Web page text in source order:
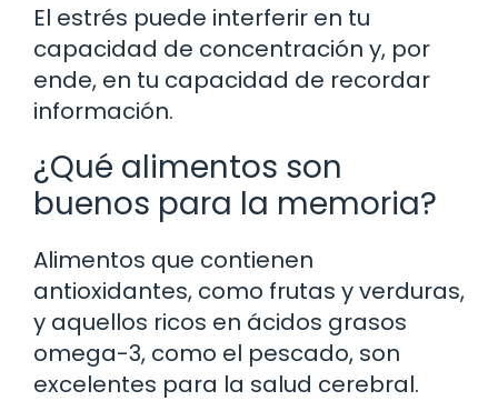
El estrés puede interferir en tu
capacidad de concentración y, por
ende, en tu capacidad de recordar
información.
¿Qué alimentos son
buenos para la memoria?
Alimentos que contienen
antioxidantes, como frutas y verduras,
y aquellos ricos en ácidos grasos
omega-3, como el pescado, son
excelentes para la salud cerebral.